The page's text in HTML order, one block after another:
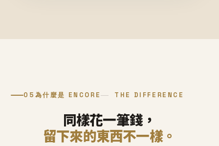
05 為什麼是 ENCORE THE DIFFERENCE
同樣花一筆錢，
留下來的東西不一樣。